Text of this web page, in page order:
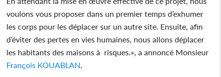
voulons vous proposer dans un premier temps d’exhumer
les corps pour les déplacer sur un autre site. Ensuite, afin
d’éviter des pertes en vies humaines, nous allons déplacer
les habitants des maisons à risques.», a annoncé Monsieur
François KOUABLAN.